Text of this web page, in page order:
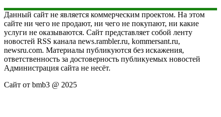
Данный сайт не является коммерческим проектом. На этом
сайте ни чего не продают, ни чего не покупают, ни какие
услуги не оказываются. Сайт представляет собой ленту
новостей RSS канала news.rambler.ru, kommersant.ru,
newsru.com. Материалы публикуются без искажения,
ответственность за достоверность публикуемых новостей
Администрация сайта не несёт.
Сайт от bmb3 @ 2025